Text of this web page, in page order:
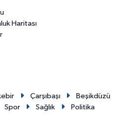
Haritası
Çarşıbaşı
Beşikdüzü
Spor Sağlık
Politika